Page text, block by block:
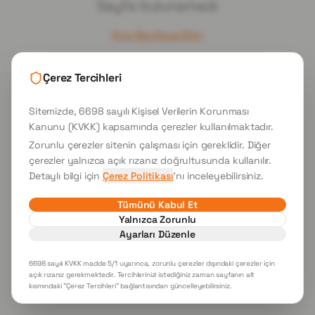
Çerez Tercihleri
Sitemizde, 6698 sayılı Kişisel Verilerin Korunması
Kanunu (KVKK) kapsamında çerezler kullanılmaktadır.
Zorunlu çerezler sitenin çalışması için gereklidir. Diğer
çerezler yalnızca açık rızanız doğrultusunda kullanılır.
Detaylı bilgi için Çerez Politikası'nı inceleyebilirsiniz.
Tümünü Kabul Et
Yalnızca Zorunlu
Ayarları Düzenle
6698 sayılı KVKK madde 5/1 uyarınca, zorunlu çerezler dışındaki çerezler için
açık rızanız gerekmektedir. Tercihlerinizi istediğiniz zaman sayfanın alt
kısmındaki "Çerez Tercihleri" bağlantısından güncelleyebilirsiniz.
Ana Sayfaya Dön